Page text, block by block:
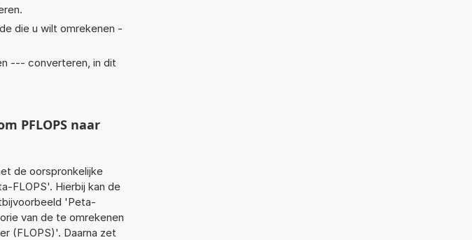
die u wilt omrekenen -
--- converteren, in dit
PFLOPS naar
de oorspronkelijke
FLOPS'. Hierbij kan de
'Peta-
van de te omrekenen
(FLOPS)'. Daarna zet